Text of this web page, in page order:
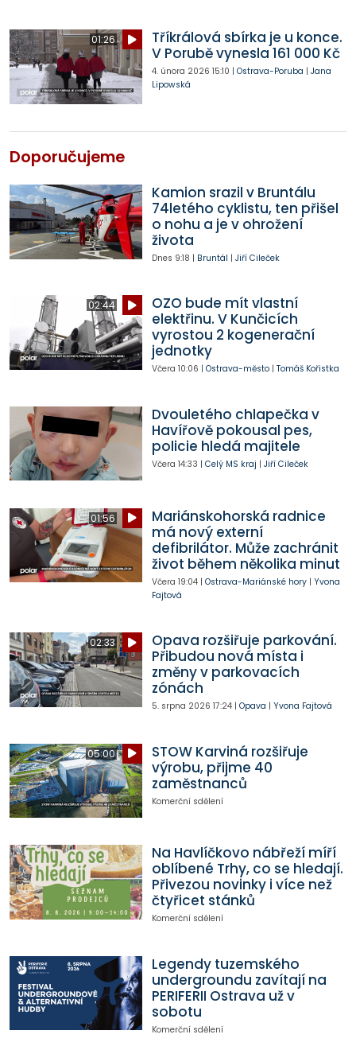
01:26
Tříkrálová sbírka je u konce.
V Porubě vynesla 161 000 Kč
4. února 2026 15:10 | Ostrava-Poruba | Jana
Lipowská
Doporučujeme
Kamion srazil v Bruntálu
74letého cyklistu, ten přišel
o nohu a je v ohrožení
života
Dnes 9:18 | Bruntál | Jiří Cileček
02:44
OZO bude mít vlastní
elektřinu. V Kunčicích
vyrostou 2 kogenerační
jednotky
Včera 10:06 | Ostrava-město| Tomáš Kořistka
Dvouletého chlapečka v
Havířově pokousal pes,
policie hledá majitele
Včera 14:33 | Celý MS kraj | Jiří Cileček
01:56
Mariánskohorská radnice
má nový externí
defibrilátor. Může zachránit
život během několika minut
Včera 19:04| Ostrava-Mariánské hory| Yvona
Fajtová
02:33
Opava rozšiřuje parkování.
Přibudou nová místa i
změny v parkovacích
zónách
5. srpna 2026 17:24| Opava | Yvona Fajtová
05:00
STOW Karviná rozšiřuje
výrobu, přijme 40
zaměstnanců
Komerční sdělení
Na Havlíčkovo nábřeží míří
oblíbené Trhy, co se hledají.
Přivezou novinky i více než
čtyřicet stánků
Komerční sdělení
Legendy tuzemského
undergroundu zavítají na
PERIFERII Ostrava už v
sobotu
Komerční sdělení